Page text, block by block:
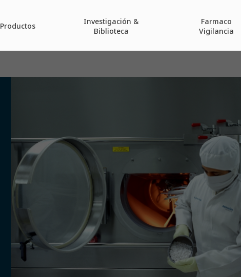
Productos
Investigación &
Biblioteca
Farmaco
Vigilancia